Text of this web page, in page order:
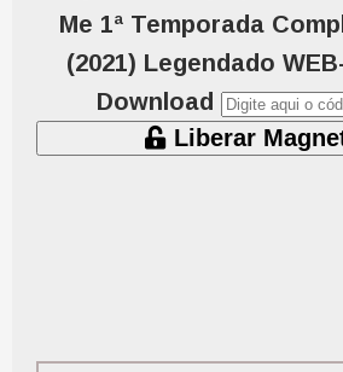
Me 1ª Temporada
(2021) Legendado
Download
Liberar